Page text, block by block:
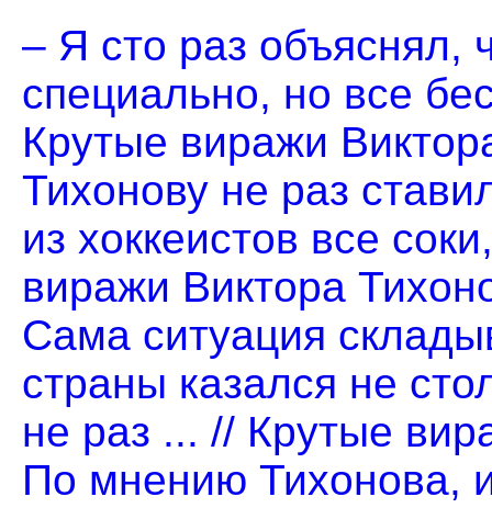
– Я сто раз объяснял,
специально, но все
Крутые виражи
Тихонову не раз
из хоккеистов все
виражи Виктора
Сама ситуация
страны казался не
не раз ... // Крутые
По мнению Тихонова,